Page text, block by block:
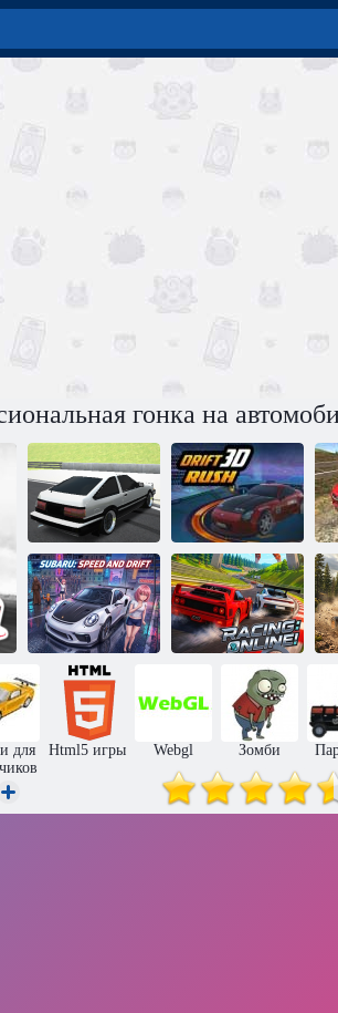
гонка на
Охотники на
дрифт 2
Порыв дрифта
3d
Субару:
Скорость и
дрифт
Гонки: онлайн!
для
Html5 игры Webgl Зомби